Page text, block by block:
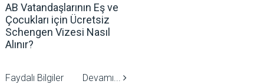
AB Vatandaşlarının Eş ve
Çocukları için Ücretsiz
Schengen Vizesi Nasıl
Alınır?
Devamı...
Faydalı Bilgiler